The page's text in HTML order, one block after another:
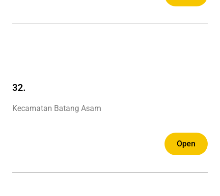
32.
Kecamatan Batang Asam
Open